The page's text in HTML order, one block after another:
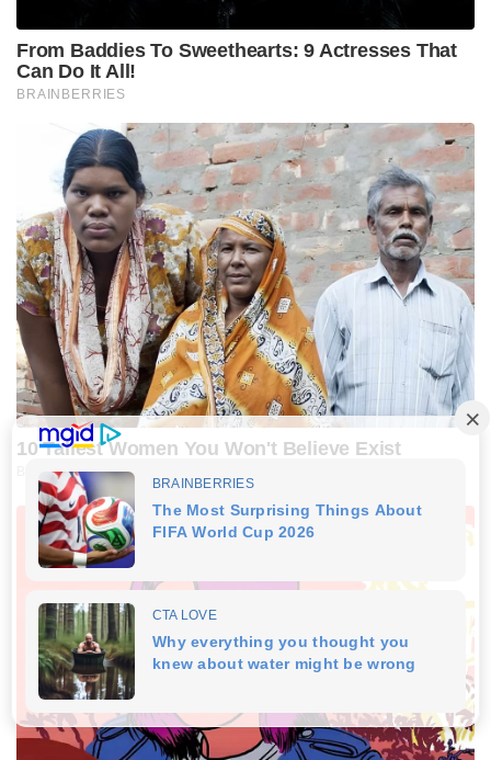
From Baddies To Sweethearts: 9 Actresses That
Can Do It All!
BRAINBERRIES
10 Tallest Women You Won't Believe Exist
BRAINBERRIES